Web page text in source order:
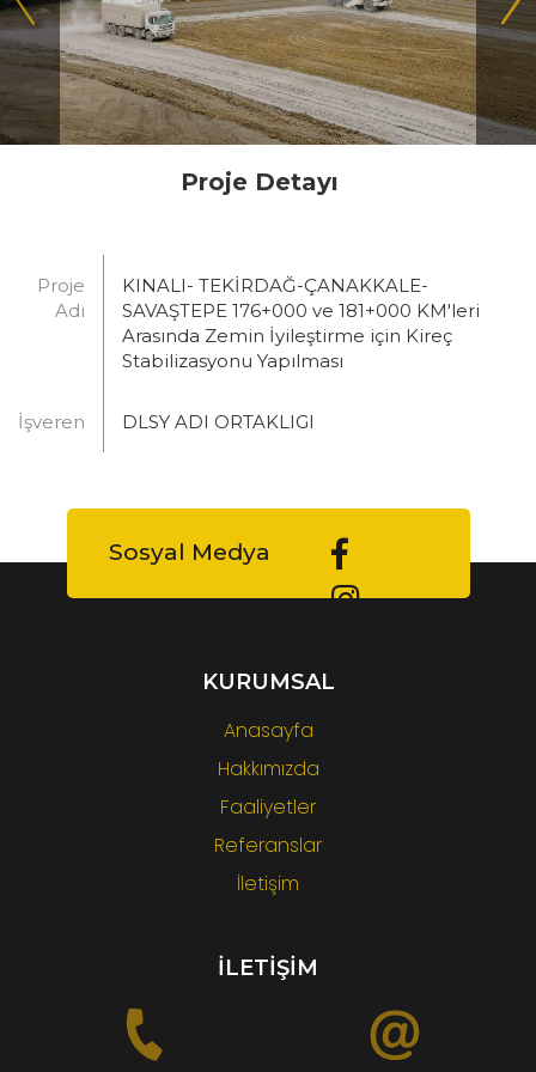
Proje Detayı
Proje
Adı
KINALI- TEKİRDAĞ-ÇANAKKALE-
SAVAŞTEPE 176+000 ve 181+000 KM'leri
Arasında Zemin İyileştirme için Kireç
Stabilizasyonu Yapılması
İşveren DLSY ADI ORTAKLIGI
Sosyal Medya
KURUMSAL
Anasayfa
Hakkımızda
Faaliyetler
Referanslar
İletişim
İLETİŞİM